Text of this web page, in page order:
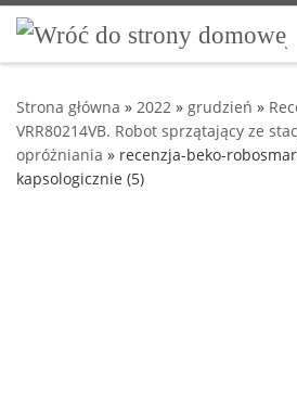
Przejdź do treści
Strona główna » 2022 » grudzień »
VRR80214VB. Robot sprzątający ze
opróżniania » recenzja-beko-
kapsologicznie (5)